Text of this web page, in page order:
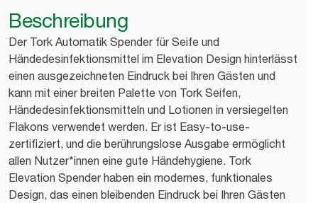
Beschreibung
Der Tork Automatik Spender für Seife und
Händedesinfektionsmittel im Elevation Design hinterlässt
einen ausgezeichneten Eindruck bei Ihren Gästen und
kann mit einer breiten Palette von Tork Seifen,
Händedesinfektionsmitteln und Lotionen in versiegelten
Flakons verwendet werden. Er ist Easy-to-use-
zertifiziert, und die berührungslose Ausgabe ermöglicht
allen Nutzer*innen eine gute Händehygiene. Tork
Elevation Spender haben ein modernes, funktionales
Design, das einen bleibenden Eindruck bei Ihren Gästen